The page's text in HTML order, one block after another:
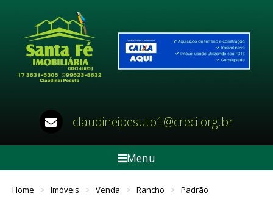
claudineipesuto1@creci.org.br
Menu
Home Imóveis Venda Rancho Padrão